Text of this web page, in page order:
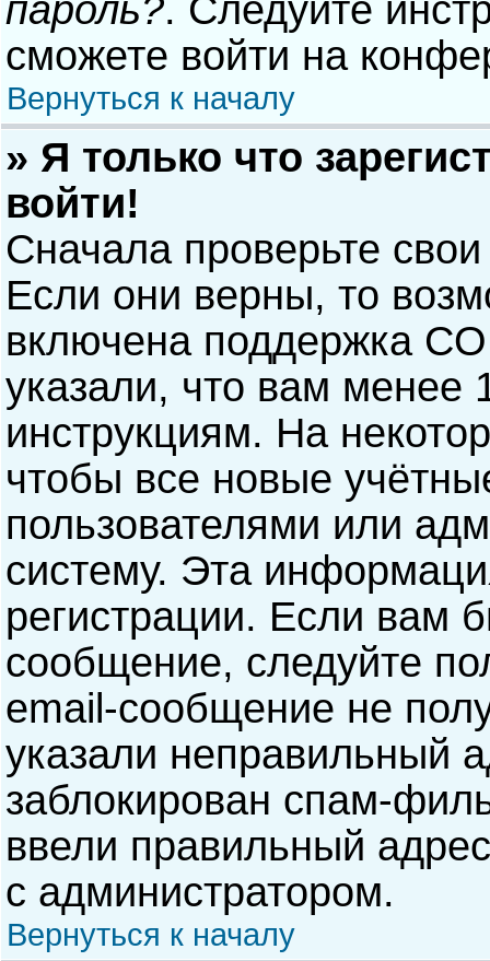
пароль?. Следуйте
сможете войти на
Вернуться к началу
» Я только что
войти!
Сначала проверьте
Если они верны, то
включена поддержка
указали, что вам менее
инструкциям. На
чтобы все новые
пользователями или
систему. Эта
регистрации. Если вам
сообщение, следуйте
email-сообщение не
указали неправильный
заблокирован спам-
ввели правильный
с администратором.
Вернуться к началу